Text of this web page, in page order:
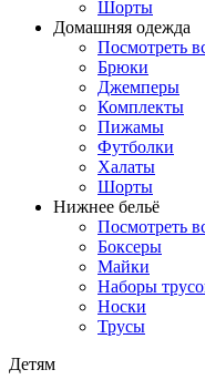
Шорты
Домашняя одежда
Посмотреть
Брюки
Джемперы
Комплекты
Пижамы
Футболки
Халаты
Шорты
Нижнее бельё
Посмотреть
Боксеры
Майки
Наборы
Носки
Трусы
Детям